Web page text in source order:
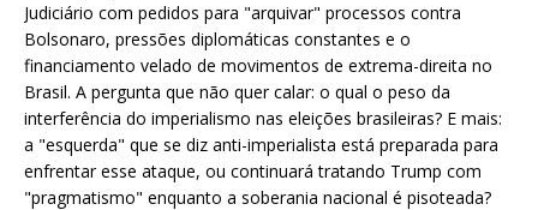
Judiciário com pedidos para "arquivar" processos contra
Bolsonaro, pressões diplomáticas constantes e o
financiamento velado de movimentos de extrema-direita no
Brasil. A pergunta que não quer calar: o qual o peso da
interferência do imperialismo nas eleições brasileiras? E mais:
a "esquerda" que se diz anti-imperialista está preparada para
enfrentar esse ataque, ou continuará tratando Trump com
"pragmatismo" enquanto a soberania nacional é pisoteada?